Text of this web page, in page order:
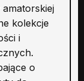
kolekcje
i
o